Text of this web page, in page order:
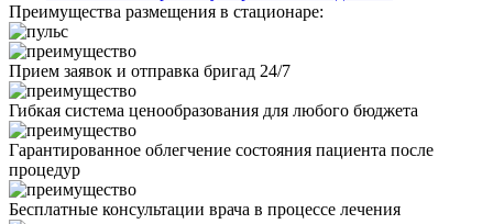
Преимущества размещения в стационаре:
Прием заявок и отправка бригад 24/7
Гибкая система ценообразования для любого бюджета
Гарантированное облегчение состояния пациента после
процедур
Бесплатные консультации врача в процессе лечения